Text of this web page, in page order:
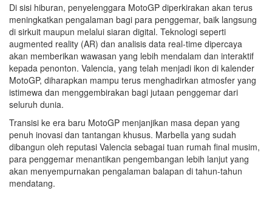
Di sisi hiburan, penyelenggara MotoGP diperkirakan akan terus
meningkatkan pengalaman bagi para penggemar, baik langsung
di sirkuit maupun melalui siaran digital. Teknologi seperti
augmented reality (AR) dan analisis data real-time dipercaya
akan memberikan wawasan yang lebih mendalam dan interaktif
kepada penonton. Valencia, yang telah menjadi ikon di kalender
MotoGP, diharapkan mampu terus menghadirkan atmosfer yang
istimewa dan menggembirakan bagi jutaan penggemar dari
seluruh dunia.
Transisi ke era baru MotoGP menjanjikan masa depan yang
penuh inovasi dan tantangan khusus. Marbella yang sudah
dibangun oleh reputasi Valencia sebagai tuan rumah final musim,
para penggemar menantikan pengembangan lebih lanjut yang
akan menyempurnakan pengalaman balapan di tahun-tahun
mendatang.